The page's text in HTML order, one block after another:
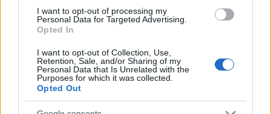
I want to opt-out of processing my
Personal Data for Targeted Advertising.
Opted In
I want to opt-out of Collection, Use,
Retention, Sale, and/or Sharing of my
Personal Data that Is Unrelated with the
Purposes for which it was collected.
Opted Out
140 “βάσεις” περισσότερο σε σχέση με την ομάδα
ελέγχου. Για να γίνει αντιληπτό το μέγεθος της
διαφοράς, τα τελομερή συνήθως μικραίνουν κατά
περίπου 460 βάσεις μέσα σε δέκα χρόνια, επομένως
αυτή η επιβράδυνση θεωρείται αξιοσημείωτη.
Η έρευνα προστίθεται σε προηγούμενες μελέτες που